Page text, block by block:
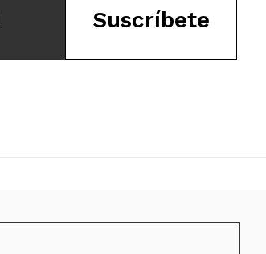
Suscríbete